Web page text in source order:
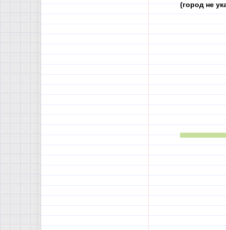
(город не